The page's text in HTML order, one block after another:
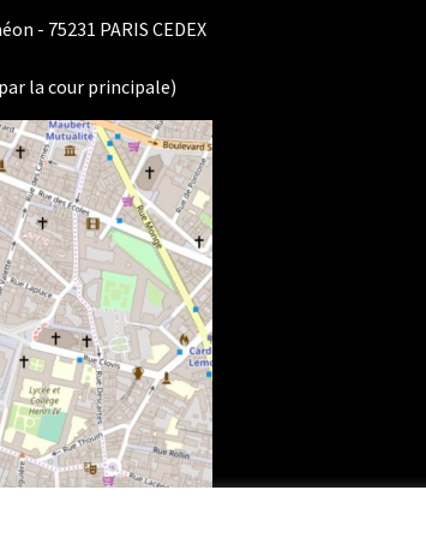
- 75231 PARIS CEDEX
la cour principale)